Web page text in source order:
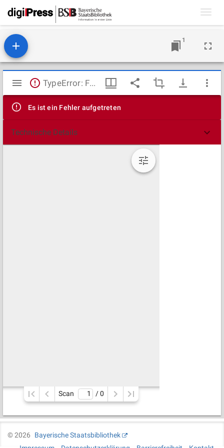
1
Mirador
Viewer
TypeError: Failed to fetch
Es ist ein Fehler aufgetreten
Technische Details
Scan / 0
©2026
Bayerische Staatsbibliothek